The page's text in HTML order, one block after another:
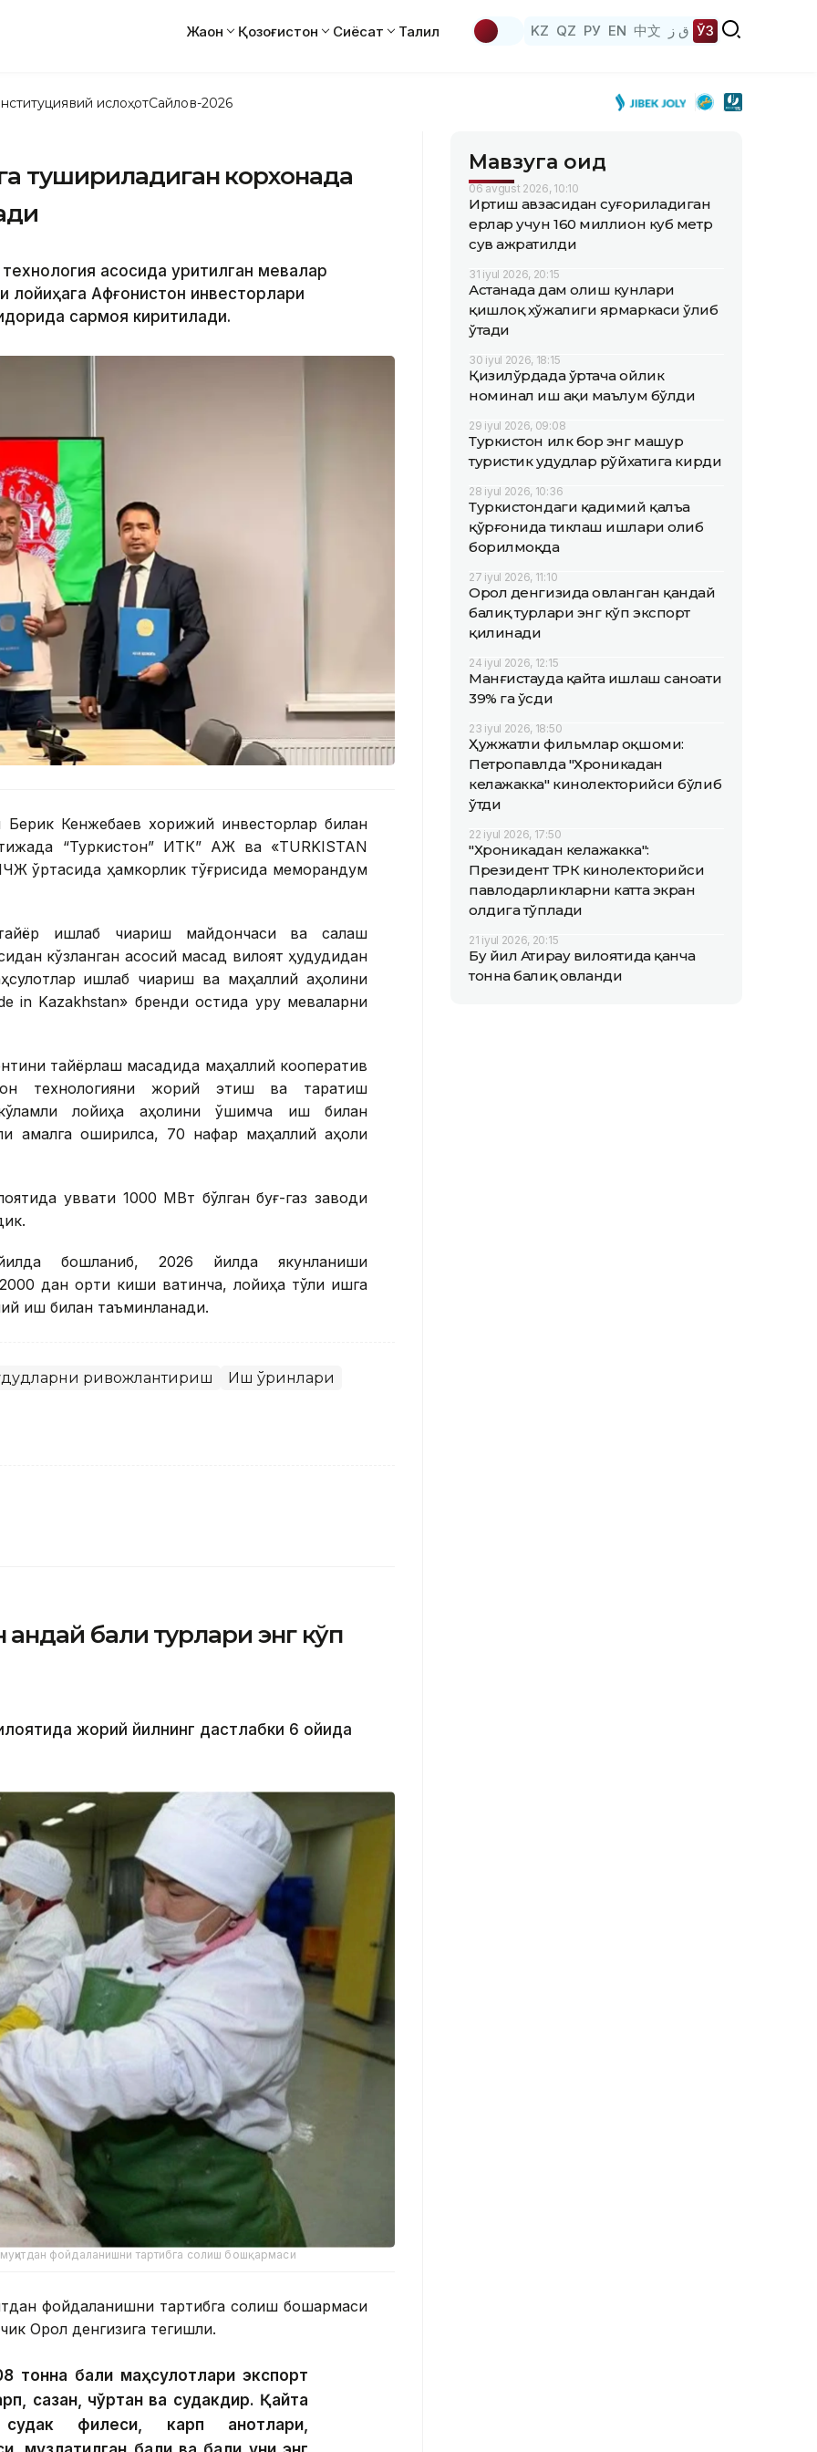
Жаҳон Қозоғистон Сиёсат Таҳлил KZ QZ РУ EN 中文 ق ز ЎЗ
ислоҳотСайлов-2026
тушириладиган корхонада
асосида қуритилган мевалар
лойиҳага Афғонистон инвесторлари
сармоя киритилади.
Кенжебаев хорижий инвесторлар билан
“Туркистон” ИТК” АЖ ва «TURKISTAN
ўртасида ҳамкорлик тўғрисида меморандум
ишлаб чиқариш майдончаси ва сақлаш
кўзланган асосий мақсад вилоят ҳудудидан
ишлаб чиқариш ва маҳаллий аҳолини
Kazakhstan» бренди остида қуруқ меваларни
тайёрлаш мақсадида маҳаллий кооператив
технологияни жорий этиш ва тарқатиш
лойиҳа аҳолини қўшимча иш билан
амалга оширилса, 70 нафар маҳаллий аҳоли
қуввати 1000 МВт бўлган буғ-газ заводи
бошланиб, 2026 йилда якунланиши
дан ортиқ киши вақтинча, лойиҳа тўлиқ ишга
иш билан таъминланади.
ривожлантириш Иш ўринлари
балиқ турлари энг кўп
жорий йилнинг дастлабки 6 ойида
фойдаланишни тартибга солиш бошқармаси
фойдаланишни тартибга солиш бошқармаси
Орол денгизига тегишли.
тонна балиқ маҳсулотлари экспорт
сазан, чўртан ва судакдир. Қайта
филеси, карп қанотлари,
Мавзуга оид
06 avgust 2026, 10:10
Иртиш ҳавзасидан суғориладиган
ерлар учун 160 миллион куб метр
сув ажратилди
31 iyul 2026, 20:15
Астанада дам олиш кунлари
қишлоқ хўжалиги ярмаркаси ўлиб
ўтади
30 iyul 2026, 18:15
Қизилўрдада ўртача ойлик
номинал иш ҳақи маълум бўлди
29 iyul 2026, 09:08
Туркистон илк бор энг машҳур
туристик ҳудудлар рўйхатига кирди
28 iyul 2026, 10:36
Туркистондаги қадимий қалъа
қўрғонида тиклаш ишлари олиб
борилмоқда
27 iyul 2026, 11:10
Орол денгизида овланган қандай
балиқ турлари энг кўп экспорт
қилинади
24 iyul 2026, 12:15
Манғистауда қайта ишлаш саноати
39% га ўсди
23 iyul 2026, 18:50
Ҳужжатли фильмлар оқшоми:
Петропавлда "Хроникадан
келажакка" кинолекторийси бўлиб
ўтди
22 iyul 2026, 17:50
"Хроникадан келажакка":
Президент ТРК кинолекторийси
павлодарликларни катта экран
олдига тўплади
21 iyul 2026, 20:15
Бу йил Атирау вилоятида қанча
тонна балиқ овланди